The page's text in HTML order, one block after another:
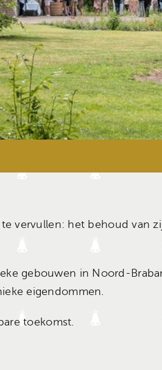
vervullen: het behoud van
gebouwen in Noord-
eigendommen.
toekomst.